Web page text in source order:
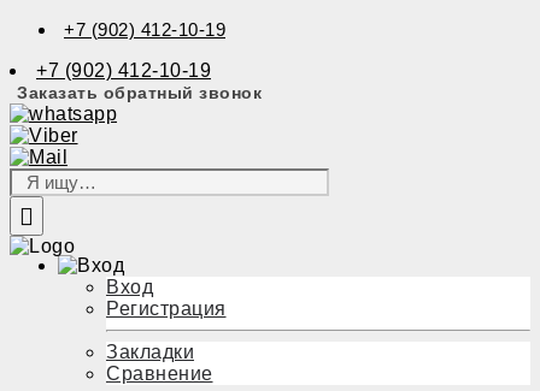
+7 (902) 412-10-19
+7 (902) 412-10-19
Заказать обратный звонок
Вход
Регистрация
Закладки
Сравнение